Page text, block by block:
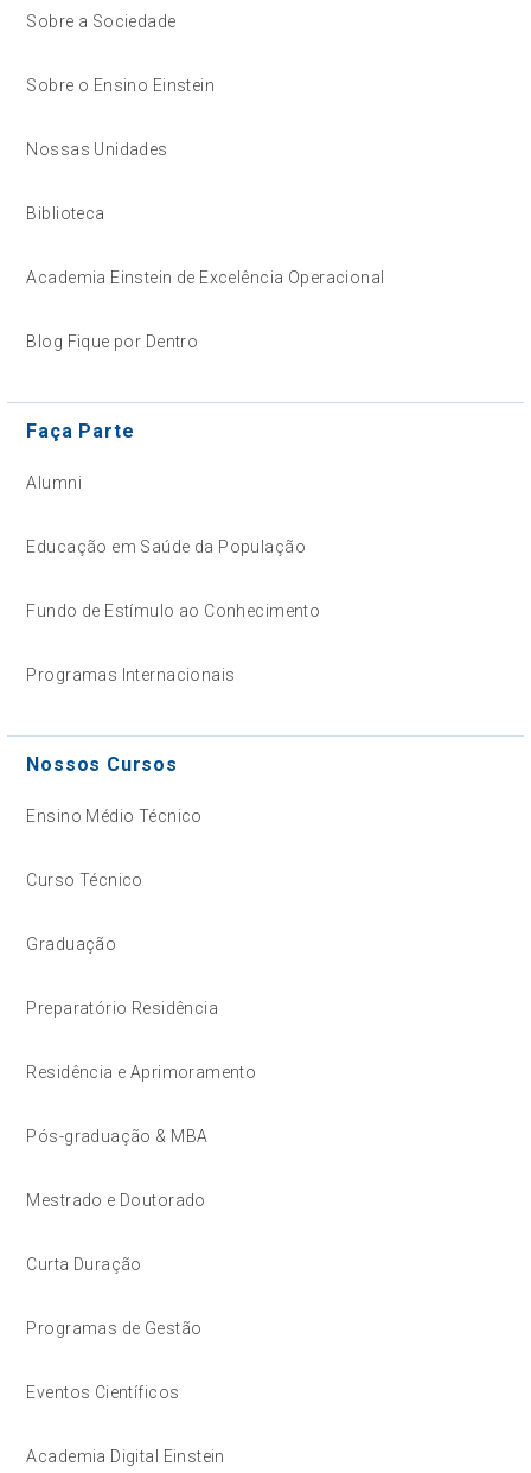
Sobre a Sociedade
Sobre o Ensino Einstein
Nossas Unidades
Biblioteca
Academia Einstein de Excelência Operacional
Blog Fique por Dentro
Faça Parte
Alumni
Educação em Saúde da População
Fundo de Estímulo ao Conhecimento
Programas Internacionais
Nossos Cursos
Ensino Médio Técnico
Curso Técnico
Graduação
Preparatório Residência
Residência e Aprimoramento
Pós-graduação & MBA
Mestrado e Doutorado
Curta Duração
Programas de Gestão
Eventos Científicos
Academia Digital Einstein